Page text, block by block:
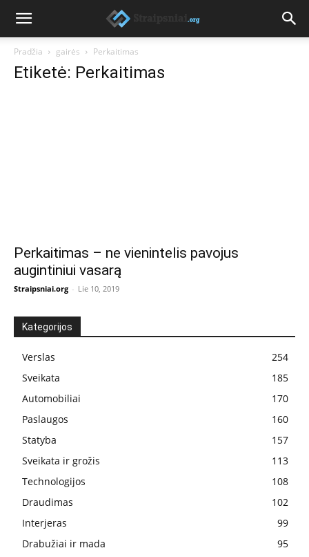
Pradžia gairės Perkaitimas
Etiketė: Perkaitimas
Perkaitimas – ne vienintelis pavojus
augintiniui vasarą
Straipsniai.org - Lie 10, 2019
Kategorijos
Verslas
254
Sveikata
185
Automobiliai
170
Paslaugos
160
Statyba
157
Sveikata ir grožis
113
Technologijos
108
Draudimas
102
Interjeras
99
Drabužiai ir mada
95